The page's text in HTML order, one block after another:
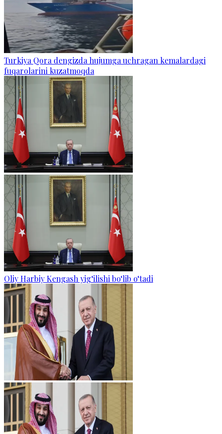
Turkiya Qora dengizda hujumga uchragan kemalardagi
fuqarolarini kuzatmoqda
Oliy Harbiy Kengash yig‘ilishi bo‘lib o‘tadi